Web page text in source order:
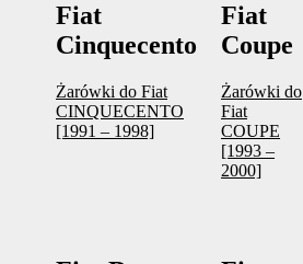
Fiat
Cinquecento
Żarówki do Fiat
CINQUECENTO
[1991 – 1998]
Fiat
Coupe
Żarówki do
Fiat
COUPE
[1993 –
2000]